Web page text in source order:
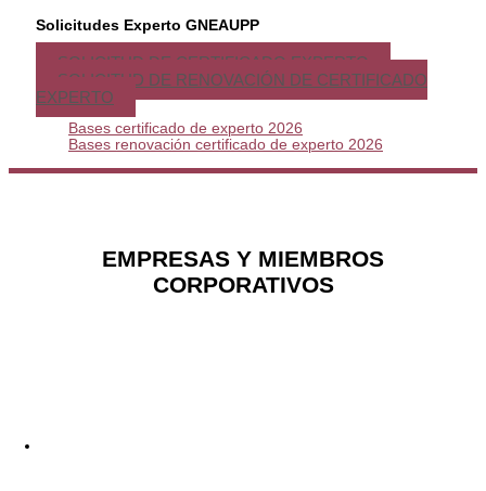
Solicitudes Experto GNEAUPP
SOLICITUD DE CERTIFICADO EXPERTO
SOLICITUD DE RENOVACIÓN DE CERTIFICADO
EXPERTO
Bases certificado de experto 2026
Bases renovación certificado de experto 2026
EMPRESAS Y MIEMBROS
CORPORATIVOS